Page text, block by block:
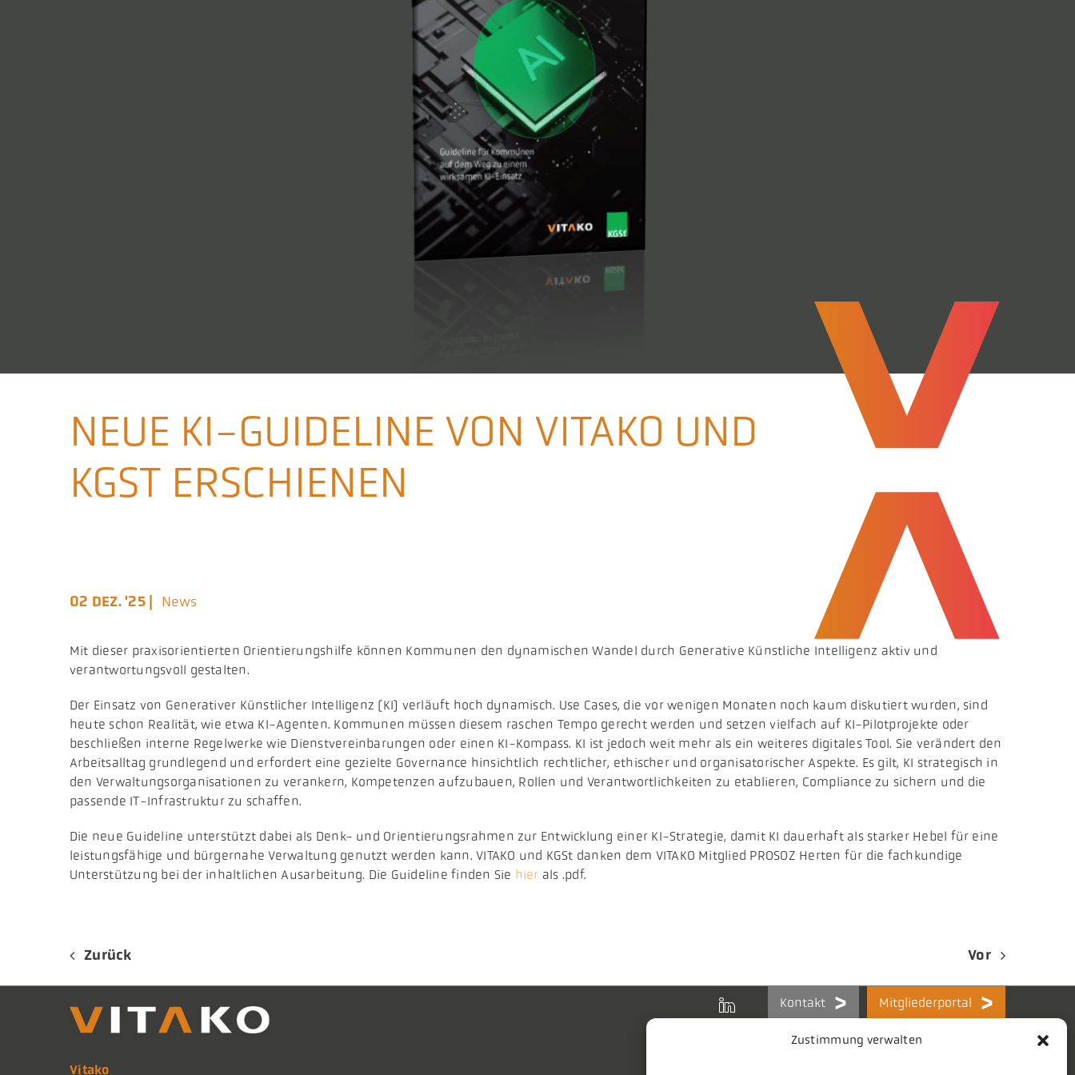
Zustimmung verwalten
NEUE KI-GUIDELINE VON VITAKO UND
KGST ERSCHIENEN
02 DEZ. '25 | News
Mit dieser praxisorientierten Orientierungshilfe können Kommunen den dynamischen Wandel durch Generative Künstliche Intelligenz aktiv und
verantwortungsvoll gestalten.
Der Einsatz von Generativer Künstlicher Intelligenz (KI) verläuft hoch dynamisch. Use Cases, die vor wenigen Monaten noch kaum diskutiert wurden, sind
heute schon Realität, wie etwa KI-Agenten. Kommunen müssen diesem raschen Tempo gerecht werden und setzen vielfach auf KI-Pilotprojekte oder
beschließen interne Regelwerke wie Dienstvereinbarungen oder einen KI-Kompass. KI ist jedoch weit mehr als ein weiteres digitales Tool. Sie verändert den
Arbeitsalltag grundlegend und erfordert eine gezielte Governance hinsichtlich rechtlicher, ethischer und organisatorischer Aspekte. Es gilt, KI strategisch in
den Verwaltungsorganisationen zu verankern, Kompetenzen aufzubauen, Rollen und Verantwortlichkeiten zu etablieren, Compliance zu sichern und die
passende IT-Infrastruktur zu schaffen.
Die neue Guideline unterstützt dabei als Denk- und Orientierungsrahmen zur Entwicklung einer KI-Strategie, damit KI dauerhaft als starker Hebel für eine
leistungsfähige und bürgernahe Verwaltung genutzt werden kann. VITAKO und KGSt danken dem VITAKO Mitglied PROSOZ Herten für die fachkundige
Unterstützung bei der inhaltlichen Ausarbeitung. Die Guideline finden Sie hier als .pdf.
Zurück Vor
Kontakt Mitgliederportal
Vitako